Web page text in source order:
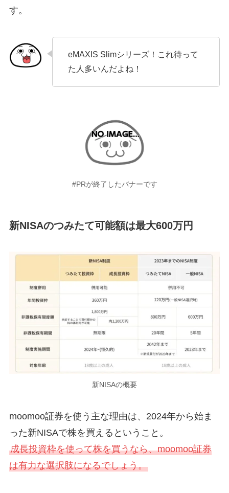
す。
eMAXIS Slimシリーズ！これ待って
た人多いんだよね！
#PRが終了したバナーです
新NISAのつみたて可能額は最大600万円
新NISAの概要
moomoo証券を使う主な理由は、2024年から始ま
った新NISAで株を買えるということ。
成長投資枠を使って株を買うなら、moomoo証券
は有力な選択肢になるでしょう。